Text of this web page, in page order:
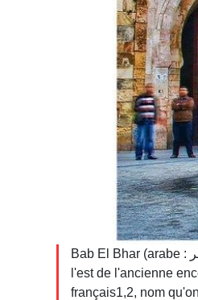
Bab El Bhar (arabe : باب البحر soit « Porte de la mer ») est l'une des portes de la médina de Tunis (Tunisie) située à
l'est de l'ancienne
français1,2, nom